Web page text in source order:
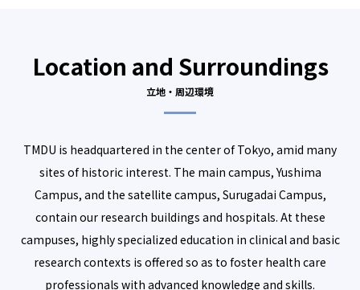
Location and Surroundings
立地・周辺環境
TMDU is headquartered in the center of Tokyo, amid many
sites of historic interest. The main campus, Yushima
Campus, and the satellite campus, Surugadai Campus,
contain our research buildings and hospitals. At these
campuses, highly specialized education in clinical and basic
research contexts is offered so as to foster health care
professionals with advanced knowledge and skills.